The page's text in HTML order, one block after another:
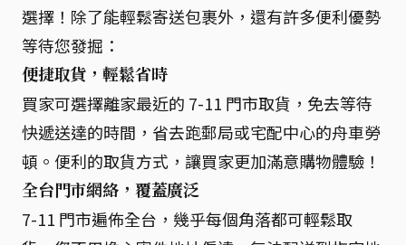
選擇！除了能輕鬆寄送包裹外，還有許多便利優勢
等待您發掘：
便捷取貨，輕鬆省時
買家可選擇離家最近的 7-11 門市取貨，免去等待
快遞送達的時間，省去跑郵局或宅配中心的舟車勞
頓。便利的取貨方式，讓買家更加滿意購物體驗！
全台門市網絡，覆蓋廣泛
7-11 門市遍佈全台，幾乎每個角落都可輕鬆取